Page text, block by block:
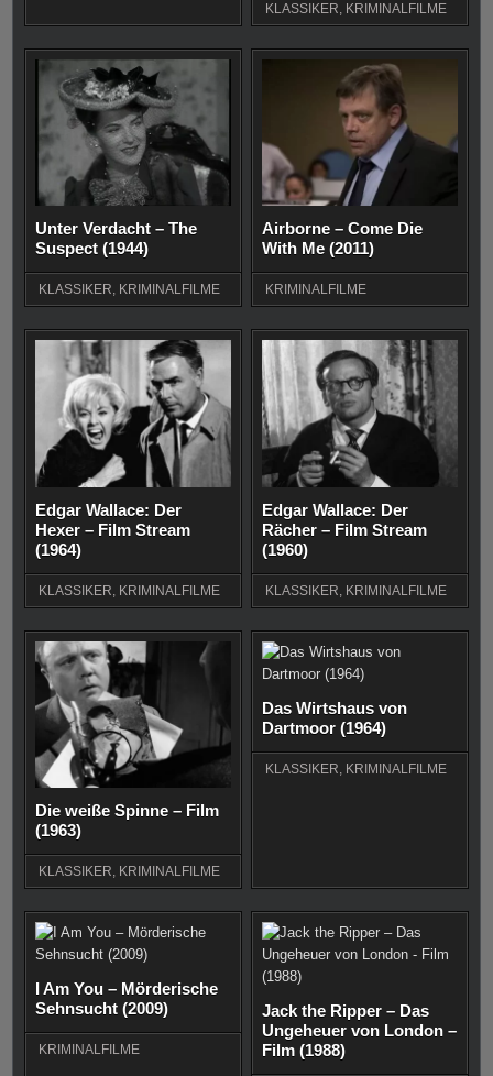
KLASSIKER, KRIMINALFILME
Unter Verdacht – The
Suspect (1944)
KLASSIKER, KRIMINALFILME
Airborne – Come Die
With Me (2011)
KRIMINALFILME
Edgar Wallace: Der
Hexer – Film Stream
(1964)
KLASSIKER KRIMINALFILME
Edgar Wallace: Der
Rächer – Film Stream
(1960)
KLASSIKER KRIMINALFILME
Die weiße Spinne – Film
(1963)
KLASSIKER, KRIMINALFILME
Das Wirtshaus von
Dartmoor (1964)
KLASSIKER KRIMINALFILME
I Am You – Mörderische
Sehnsucht (2009)
KRIMINALFILME
Jack the Ripper – Das
Ungeheuer von London –
Film (1988)